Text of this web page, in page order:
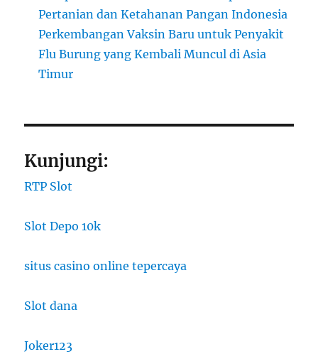
Pertanian dan Ketahanan Pangan Indonesia
Perkembangan Vaksin Baru untuk Penyakit
Flu Burung yang Kembali Muncul di Asia
Timur
Kunjungi:
RTP Slot
Slot Depo 10k
situs casino online tepercaya
Slot dana
Joker123